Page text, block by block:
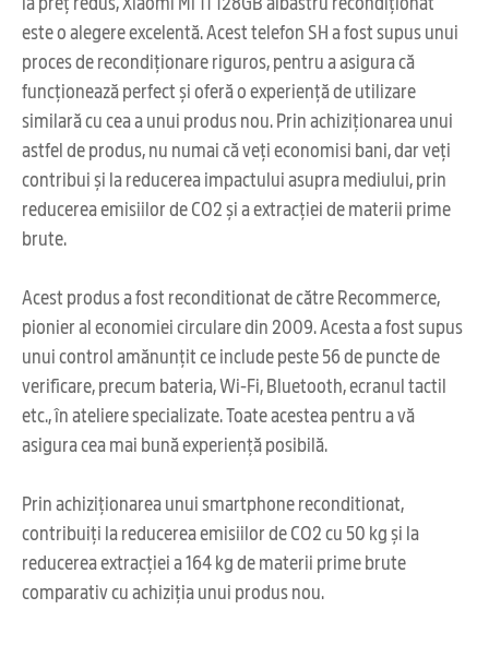
este o alegere excelentă. Acest telefon SH a fost supus unui
proces de recondiționare riguros, pentru a asigura că
funcționează perfect și oferă o experiență de utilizare
similară cu cea a unui produs nou. Prin achiziționarea unui
astfel de produs, nu numai că veți economisi bani, dar veți
contribui și la reducerea impactului asupra mediului, prin
reducerea emisiilor de CO2 și a extracției de materii prime
brute.
Acest produs a fost reconditionat de către Recommerce,
pionier al economiei circulare din 2009. Acesta a fost supus
unui control amănunțit ce include peste 56 de puncte de
verificare, precum bateria, Wi-Fi, Bluetooth, ecranul tactil
etc., în ateliere specializate. Toate acestea pentru a vă
asigura cea mai bună experiență posibilă.
Prin achiziționarea unui smartphone reconditionat,
contribuiți la reducerea emisiilor de CO2 cu 50 kg și la
reducerea extracției a 164 kg de materii prime brute
comparativ cu achiziția unui produs nou.